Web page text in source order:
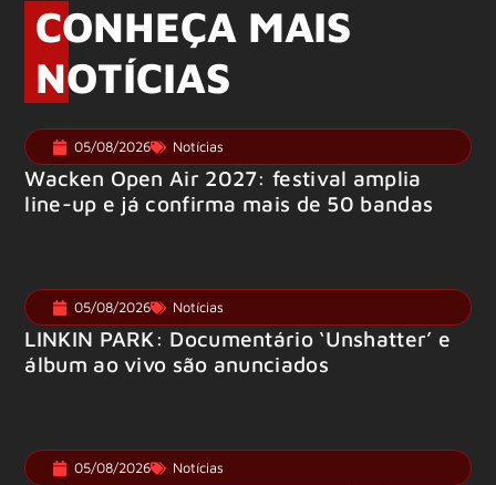
CONHEÇA MAIS
NOTÍCIAS
05/08/2026 Notícias
Wacken Open Air 2027: festival amplia
line-up e já confirma mais de 50 bandas
05/08/2026 Notícias
LINKIN PARK: Documentário ‘Unshatter’ e
álbum ao vivo são anunciados
05/08/2026 Notícias